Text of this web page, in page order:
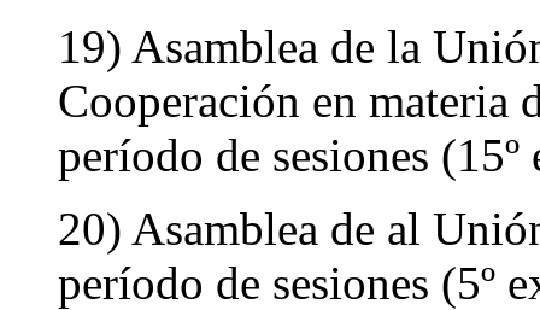
19) Asamblea de la
Cooperación en materia
período de sesiones
20) Asamblea de al
período de sesiones (5º